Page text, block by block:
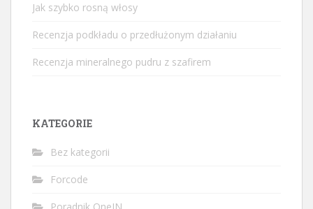
Jak szybko rosną włosy
Recenzja podkładu o przedłużonym działaniu
Recenzja mineralnego pudru z szafirem
KATEGORIE
Bez kategorii
Forcode
Poradnik OneIN